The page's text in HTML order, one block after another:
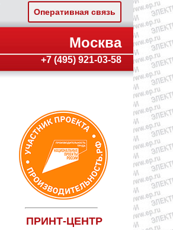
Оперативная связь
Москва
+7 (495) 921-03-58
ПРИНТ-ЦЕНТР